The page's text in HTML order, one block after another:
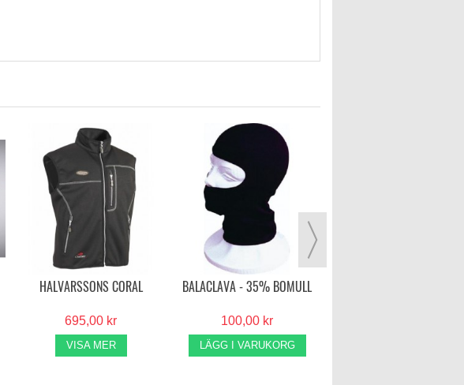
HALVARSSONS CORAL
695,00 kr
VISA MER
BALACLAVA - 35% BOMULL
100,00 kr
LÄGG I VARUKORG